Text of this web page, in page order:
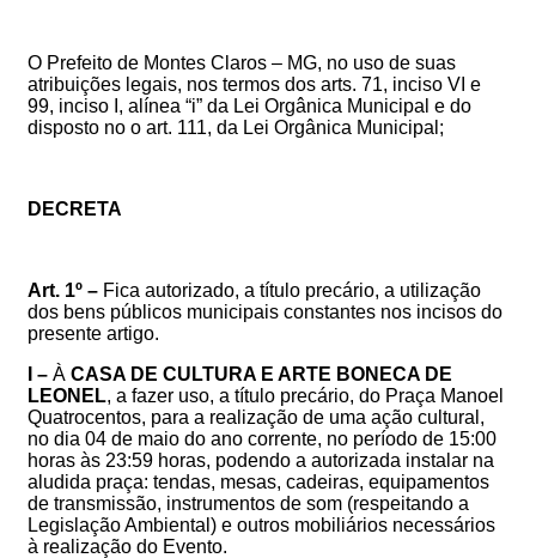
O Prefeito de Montes Claros – MG, no uso de suas
atribuições legais, nos termos dos arts. 71, inciso VI e
99, inciso I, alínea “i” da Lei Orgânica Municipal e do
disposto no o art. 111, da Lei Orgânica Municipal ;
DECRETA
Art. 1º – Fica autorizado, a título precário, a utilização
dos bens públicos municipais constantes nos incisos do
presente artigo.
I – À CASA DE CULTURA E ARTE BONECA DE
LEONEL, a fazer uso, a título precário, do Praça Manoel
Quatrocentos, para a realização de uma ação cultural,
no dia 04 de maio do ano corrente, no período de 15:00
horas às 23:59 horas, podendo a autorizada instalar na
aludida praça: tendas, mesas, cadeiras, equipamentos
de transmissão, instrumentos de som (respeitando a
Legislação Ambiental) e outros mobiliários necessários
à realização do Evento.